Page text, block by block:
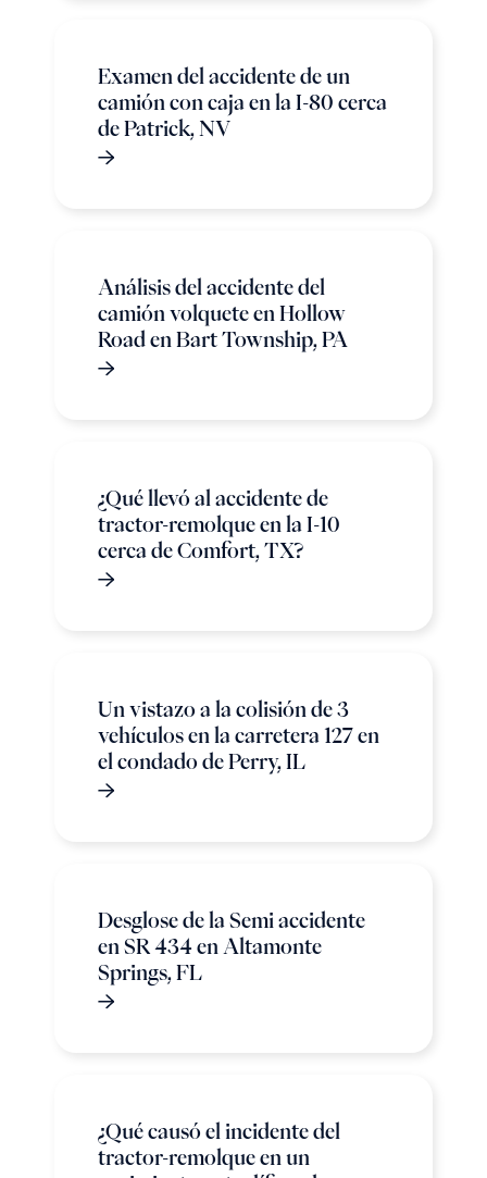
Examen del accidente de un
camión con caja en la I-80 cerca
de Patrick, NV
Análisis del accidente del
camión volquete en Hollow
Road en Bart Township, PA
¿Qué llevó al accidente de
tractor-remolque en la I-10
cerca de Comfort, TX?
Un vistazo a la colisión de 3
vehículos en la carretera 127 en
el condado de Perry, IL
Desglose de la Semi accidente
en SR 434 en Altamonte
Springs, FL
¿Qué causó el incidente del
tractor-remolque en un